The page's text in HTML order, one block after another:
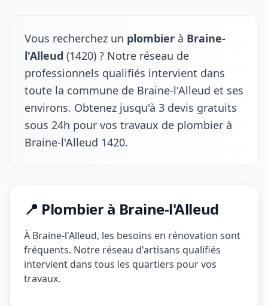
Vous recherchez un plombier à Braine-
l'Alleud (1420) ? Notre réseau de
professionnels qualifiés intervient dans
toute la commune de Braine-l'Alleud et ses
environs. Obtenez jusqu'à 3 devis gratuits
sous 24h pour vos travaux de plombier à
Braine-l'Alleud 1420.
📍 Plombier à Braine-l'Alleud
À Braine-l'Alleud, les besoins en rénovation sont
fréquents. Notre réseau d'artisans qualifiés
intervient dans tous les quartiers pour vos
travaux.